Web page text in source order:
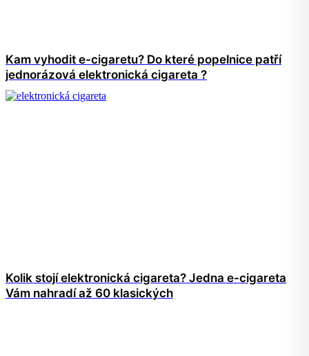
Kam vyhodit e-cigaretu? Do které popelnice patří
jednorázová elektronická cigareta ?
Kolik stojí elektronická cigareta? Jedna e-cigareta
Vám nahradí až 60 klasických